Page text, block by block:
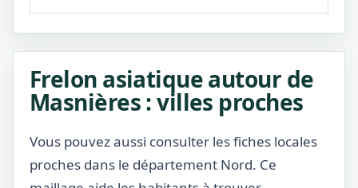
Frelon asiatique autour de
Masnières : villes proches
Vous pouvez aussi consulter les fiches locales
proches dans le département Nord. Ce